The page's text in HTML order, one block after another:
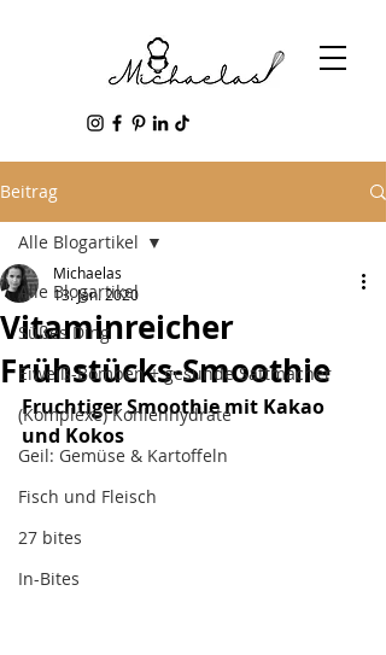
Beitrag
Alle Blogartikel
Süßes Ding
Eiweiß-Bomben + gesunde Sattmacher
(Komplexe) Kohlenhydrate
Geil: Gemüse & Kartoffeln
Fisch und Fleisch
27 bites
In-Bites
Alle Blogartikel
Vitaminreicher
Frühstücks-Smoothie
Michaelas
13. Jan. 2020
Fruchtiger Smoothie mit Kakao
und Kokos